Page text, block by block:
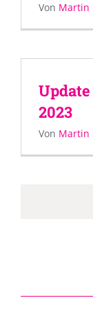
Von Martin
2023
Von Martin